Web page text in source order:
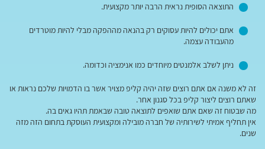
התוצאה הסופית נראית הרבה יותר מקצועית.
אתם יכולים להיות עסוקים רק בהנאה מההפקה מבלי להיות מוטרדים
מהעבודה עצמה.
ניתן לשלב אלמנטים מיוחדים כמו אנימציה וכדומה.
זה לא משנה אם אתם רוצים שזה יהיה קליפ מצויר אשר בו הדמויות שלכם נראות או
שאתם רוצים ליצור קליפ בכל סגנון אחר.
מה שבטוח זה שאם אתם שואפים לתוצאה טובה שבאמת תהיו גאים בה.
אין תחליף אמיתי לשירותיה של חברה מובילה ומקצועית העוסקת בתחום הזה מזה
שנים.